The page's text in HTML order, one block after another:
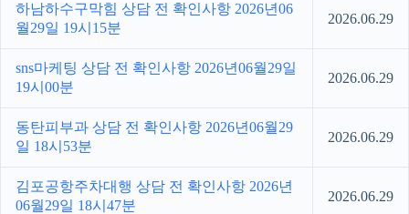
하남하수구막힘 상담 전 확인사항 2026년06
월29일 19시15분
2026.06.29
sns마케팅 상담 전 확인사항 2026년06월29일
19시00분
2026.06.29
동탄피부과 상담 전 확인사항 2026년06월29
일 18시53분
2026.06.29
김포공항주차대행 상담 전 확인사항 2026년
06월29일 18시47분
2026.06.29